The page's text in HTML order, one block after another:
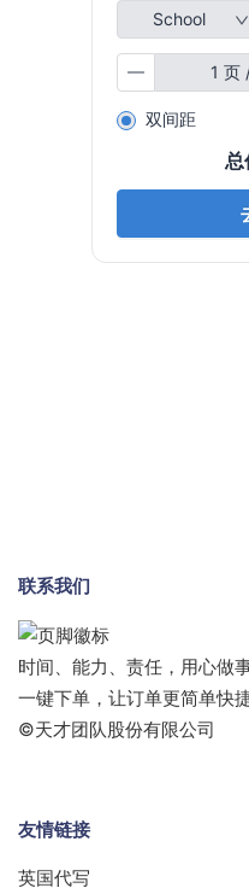
联系我们
时间、能力、责任，用心做
一键下单，让订单更简单快
©天才团队股份有限公司
友情链接
英国代写